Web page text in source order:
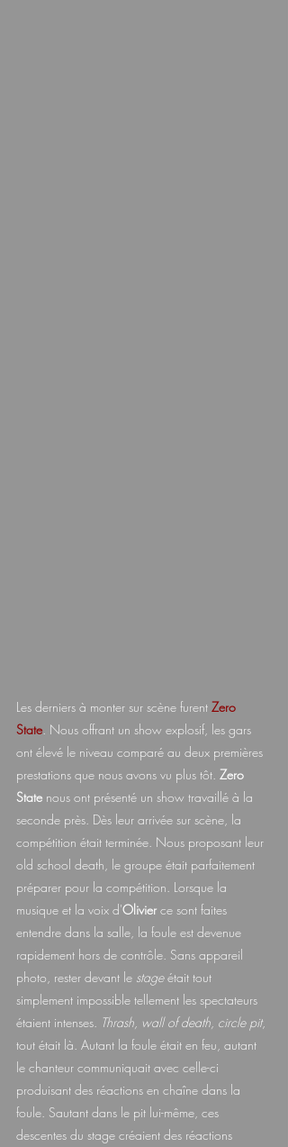
Les derniers à monter sur scène furent Zero
State . Nous offrant un show explosif, les gars
ont élevé le niveau comparé au deux premières
prestations que nous avons vu plus tôt. Zero
State nous ont présenté un show travaillé à la
seconde près. Dès leur arrivée sur scène, la
compétition était terminée. Nous proposant leur
old school death, le groupe était parfaitement
préparer pour la compétition. Lorsque la
musique et la voix d'Olivier ce sont faites
entendre dans la salle, la foule est devenue
rapidement hors de contrôle. Sans appareil
photo, rester devant le stage était tout
simplement impossible tellement les spectateurs
étaient intenses. Thrash, wall of death, circle pit,
tout était là. Autant la foule était en feu, autant
le chanteur communiquait avec celle-ci
produisant des réactions en chaîne dans la
foule. Sautant dans le pit lui-même, ces
descentes du stage créaient des réactions